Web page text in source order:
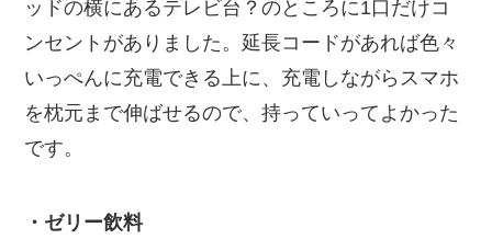
ッドの横にあるテレビ台？のところに1口だけコ
ンセントがありました。延長コードがあれば色々
いっぺんに充電できる上に、充電しながらスマホ
を枕元まで伸ばせるので、持っていってよかった
です。
・ゼリー飲料